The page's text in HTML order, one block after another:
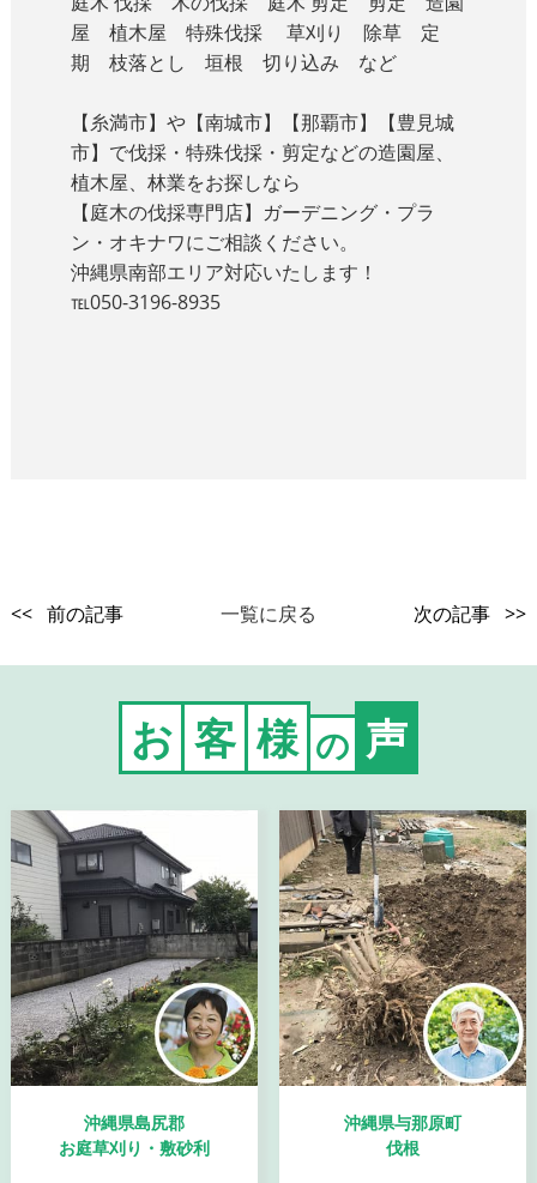
屋 植木屋 特殊伐採 草刈り 除草 定
期 枝落とし 垣根 切り込み など
【糸満市】や【南城市】【那覇市】【豊見城
市】で伐採・特殊伐採・剪定などの造園屋、
植木屋、林業をお探しなら
【庭木の伐採専門店】ガーデニング・プラ
ン・オキナワにご相談ください。
沖縄県南部エリア対応いたします！
℡050-3196-8935
<< 前の記事 一覧に戻る 次の記事 >>
お 客 様 の 声
沖縄県島尻郡
お庭草刈り・敷砂利
沖縄県与那原町
伐根